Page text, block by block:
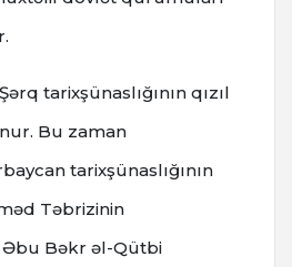
tarixşünaslığının qızıl
Bu zaman
tarixşünaslığının
Təbrizinin
Əbu Bəkr əl-Qütbi